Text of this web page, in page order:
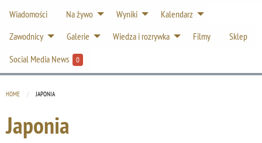
Wiadomości Na żywo Wyniki
Kalendarz
Zawodnicy
Galerie Wiedza i rozrywka Filmy
Sklep
Social Media News
0
HOME CURRENT:
JAPONIA
Japonia